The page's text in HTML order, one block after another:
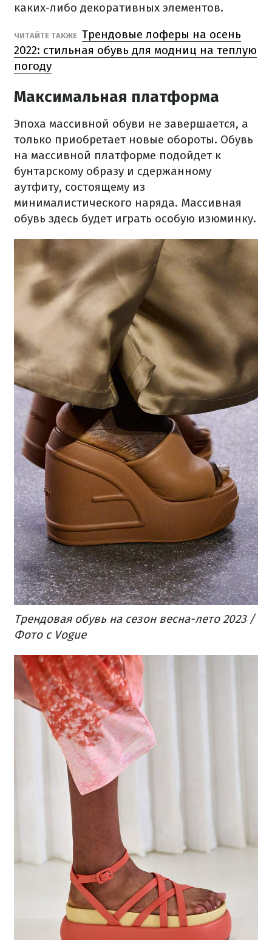
каких-либо декоративных элементов.
ЧИТАЙТЕ ТАКЖЕ Трендовые лоферы на осень
2022: стильная обувь для модниц на теплую
погоду
Максимальная платформа
Эпоха массивной обуви не завершается, а
только приобретает новые обороты. Обувь
на массивной платформе подойдет к
бунтарскому образу и сдержанному
аутфиту, состоящему из
минималистического наряда. Массивная
обувь здесь будет играть особую изюминку.
Трендовая обувь на сезон весна-лето 2023 /
Фото с Vogue